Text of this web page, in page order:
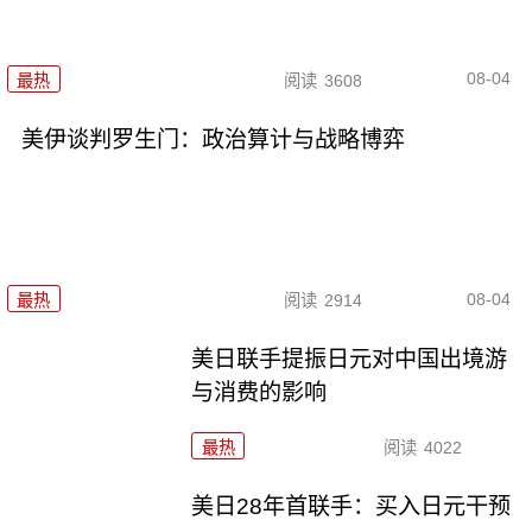
最热 阅读 3608 08-04
美伊谈判罗生门：政治算计与战略博弈
最热 阅读 2914 08-04
美日联手提振日元对中国出境游
与消费的影响
最热 阅读 4022
美日28年首联手：买入日元干预